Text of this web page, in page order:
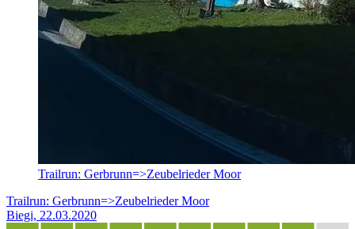
Trailrun: Gerbrunn=>Zeubelrieder Moor
Trailrun: Gerbrunn=>Zeubelrieder Moor
Biegi, 22.03.2020